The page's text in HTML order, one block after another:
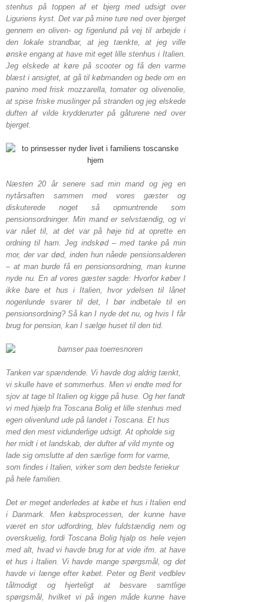
stenhus på toppen af et bjerg med udsigt over
Liguriens kyst. Det var på mine ture ned over bjerget
gennem en oliven- og figenlund på vej til arbejde i
den lokale strandbar, at jeg tænkte, at jeg ville
ønske engang at have mit eget lille stenhus i Italien.
Jeg elskede at køre på scooter og få den varme
blæst i ansigtet, at gå til købmanden og bede om en
panino med frisk mozzarella, tomater og olivenolie,
at spise friske muslinger på stranden og jeg elskede
duften af vilde krydderurter på gåturene ned over
bjerget.
Næsten 20 år senere sad min mand og jeg en
nytårsaften sammen med vores gæster og
diskuterede noget så opmuntrende som
pensionsordninger. Min mand er selvstændig, og vi
var nået til, at det var på høje tid at oprette en
ordning til ham. Jeg indskød – med tanke på min
mor, der var død, inden hun nåede pensionsalderen
– at man burde få en pensionsordning, man kunne
nyde nu. En af vores gæster sagde: Hvorfor køber I
ikke bare et hus i Italien, hvor ydelsen til lånet
nogenlunde svarer til det, I bør indbetale til en
pensionsordning? Så kan I nyde det nu, og hvis I får
brug for pension, kan I sælge huset til den tid.
Tanken var spændende. Vi havde dog aldrig tænkt,
vi skulle have et sommerhus. Men vi endte med for
sjov at tage til Italien og kigge på huse. Og her fandt
vi med hjælp fra Toscana Bolig et lille stenhus med
egen olivenlund ude på landet i Toscana. Et hus
med den mest vidunderlige udsigt. At opholde sig
her midt i et landskab, der dufter af vild mynte og
lade sig omslutte af den særlige form for varme,
som findes i Italien, virker som den bedste feriekur
på hele familien.
Det er meget anderledes at købe et hus i Italien end
i Danmark. Men købsprocessen, der kunne have
været en stor udfordring, blev fuldstændig nem og
overskuelig, fordi Toscana Bolig hjalp os hele vejen
med alt, hvad vi havde brug for at vide ifm. at have
et hus i Italien. Vi havde mange spørgsmål, og det
havde vi længe efter købet. Peter og Berit vedblev
tålmodigt og hjerteligt at besvare samtlige
spørgsmål, hvilket vi på ingen måde kunne have